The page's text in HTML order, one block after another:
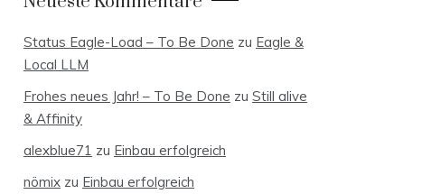
Status Eagle-Load – To Be Done zu Eagle &
Local LLM
Frohes neues Jahr! – To Be Done zu Still alive
& Affinity
alexblue71 zu Einbau erfolgreich
nömix zu Einbau erfolgreich